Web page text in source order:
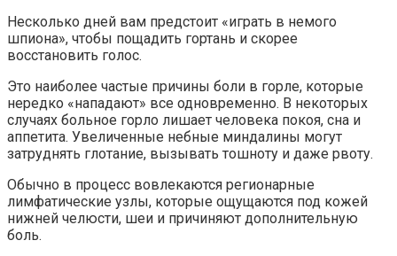
Несколько дней вам предстоит «играть в немого
шпиона», чтобы пощадить гортань и скорее
восстановить голос.
Это наиболее частые причины боли в горле, которые
нередко «нападают» все одновременно. В некоторых
случаях больное горло лишает человека покоя, сна и
аппетита. Увеличенные небные миндалины могут
затруднять глотание, вызывать тошноту и даже рвоту.
Обычно в процесс вовлекаются регионарные
лимфатические узлы, которые ощущаются под кожей
нижней челюсти, шеи и причиняют дополнительную
боль.